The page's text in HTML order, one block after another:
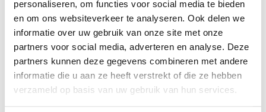
personaliseren, om functies voor social media te bieden
en om ons websiteverkeer te analyseren. Ook delen we
informatie over uw gebruik van onze site met onze
partners voor social media, adverteren en analyse. Deze
partners kunnen deze gegevens combineren met andere
informatie die u aan ze heeft verstrekt of die ze hebben
verzameld op basis van uw gebruik van hun services.
Gewicht: 34 kg
Capaciteit: 205 kg
REVIEWS